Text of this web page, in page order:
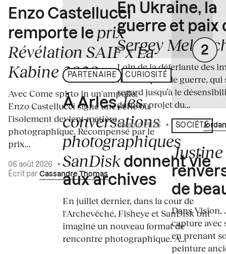
Enzo Castellucci
remporte le prix
Révélation SAIF x La
Kabine 2026
Avec Come spirto in un'ampolla,
Enzo Castellucci signe une série où
l'isolement devient matière
photographique. Récompensé par le
prix...
06 août 2026
•
Écrit par Cassandre Thomas
PARTENAIRE CURIOSITÉ
À Arles,les
conversations
photographiques
SanDisk donnent vie
aux archives
En juillet dernier, dans la cour de
l'Archevêché, Fisheye et SanDisk ont
imaginé un nouveau format de
rencontre photographique. À...
En Ukraine, la
guerre et paix
Sergey
Loin de la déferlante des
médiatiques de guerre, qui
regard jusqu’à le
dernier projet du...
04 août 2026 • Écrit par
SOCIÉTÉ
de
Dans
capture avec
en prenant
peinture